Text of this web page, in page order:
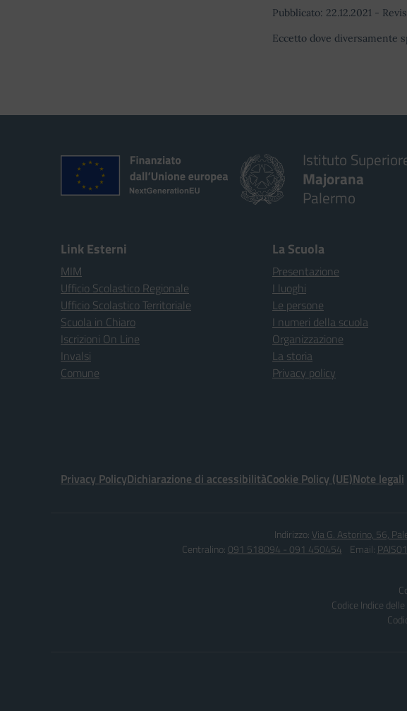
Pubblicato: 22.12.2021 -
Eccetto dove diversamente
Istituto
Majorana
Palermo
Link Esterni
MIM
Ufficio Scolastico Regionale
Ufficio Scolastico Territoriale
Scuola in Chiaro
Iscrizioni On Line
Invalsi
Comune
La Scuola
Presentazione
I luoghi
Le persone
I numeri della scuola
Organizzazione
La storia
Privacy policy
Privacy PolicyDichiarazione di accessibilitàCookie Policy (UE)Note legali
Indirizzo: Via G. Astorino, 56,
Centralino: 091 518094 - 091 450454 Email:
Codice Indice